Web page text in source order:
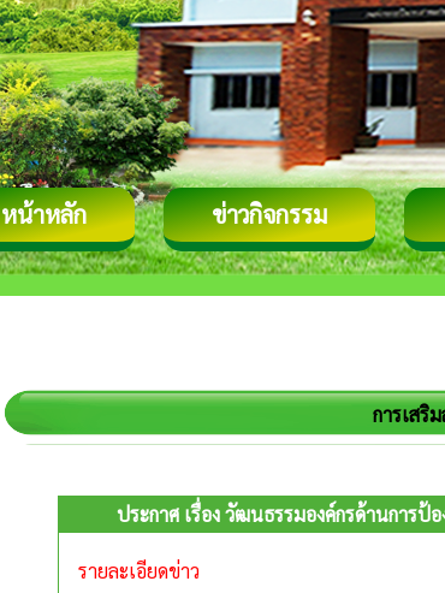
หน้าหลัก ข่าวกิจกรรม
การเสริ
ประกาศ เรื่อง วัฒนธรรมองค์กรด้านการ
รายละเอียดข่าว